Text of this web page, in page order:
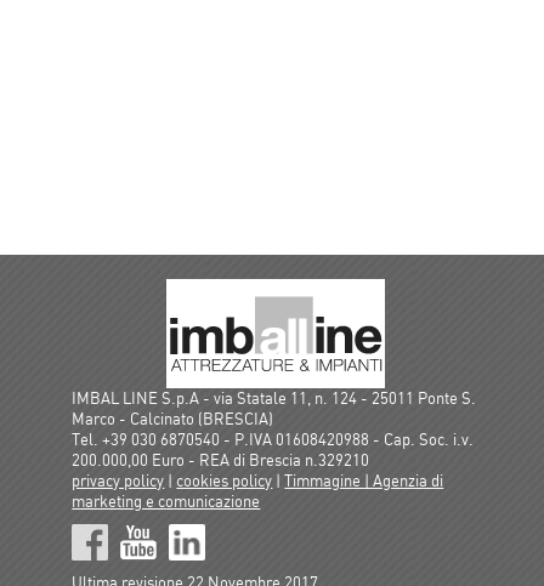
IMBAL LINE S.p.A - via Statale 11, n. 124 - 25011 Ponte S.
Marco - Calcinato (BRESCIA)
Tel. +39 030 6870540 - P.IVA 01608420988 - Cap. Soc. i.v.
200.000,00 Euro - REA di Brescia n.329210
privacy policy |cookies policy |Timmagine | Agenzia di
marketing e comunicazione